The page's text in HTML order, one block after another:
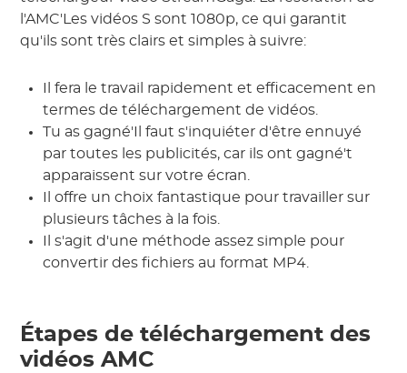
l'AMC'Les vidéos S sont 1080p, ce qui garantit
qu'ils sont très clairs et simples à suivre:
Il fera le travail rapidement et efficacement en
termes de téléchargement de vidéos.
Tu as gagné'Il faut s'inquiéter d'être ennuyé
par toutes les publicités, car ils ont gagné't
apparaissent sur votre écran.
Il offre un choix fantastique pour travailler sur
plusieurs tâches à la fois.
Il s'agit d'une méthode assez simple pour
convertir des fichiers au format MP4.
Étapes de téléchargement des
vidéos AMC